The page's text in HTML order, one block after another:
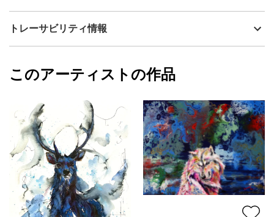
水彩
カラー
ホワイト
ジャンル
動物・生き物
配送目安
二週間以内
している時は、とても幸せな時間です。
kemono gallery
フォローする
トレーサビリティ情報
kemono gallery
このアーティストの作品